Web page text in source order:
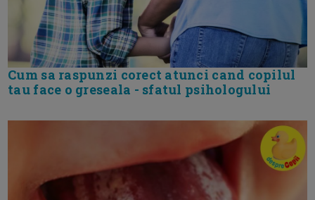
Cum sa raspunzi corect atunci cand copilul
tau face o greseala - sfatul psihologului